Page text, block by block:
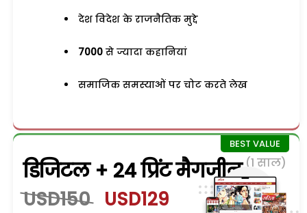
देश विदेश के राजनैतिक मुद्दे
7000 से ज्यादा कहानियां
समाजिक समस्याओं पर चोट करते लेख
डिजिटल + 24 प्रिंट मैगजीन (1 साल)
USD150 USD129